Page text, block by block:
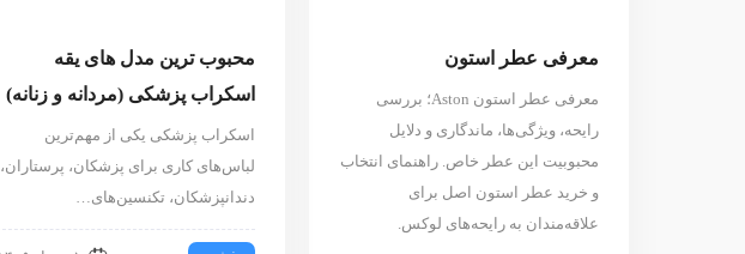
معرفی عطر استون
معرفی عطر استون Aston؛ بررسی
رایحه، ویژگی‌ها، ماندگاری و دلایل
محبوبیت این عطر خاص. راهنمای انتخاب
و خرید عطر استون اصل برای
علاقه‌مندان به رایحه‌های لوکس.
محبوب ترین مدل های یقه
اسکراب پزشکی (مردانه و زنانه)
اسکراب پزشکی یکی از مهم‌ترین
لباس‌های کاری برای پزشکان، پرستاران،
دندانپزشکان، تکنسین‌های…